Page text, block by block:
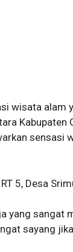
wisata alam
Kabupaten
sensasi
5, Desa
yang sangat
sayang